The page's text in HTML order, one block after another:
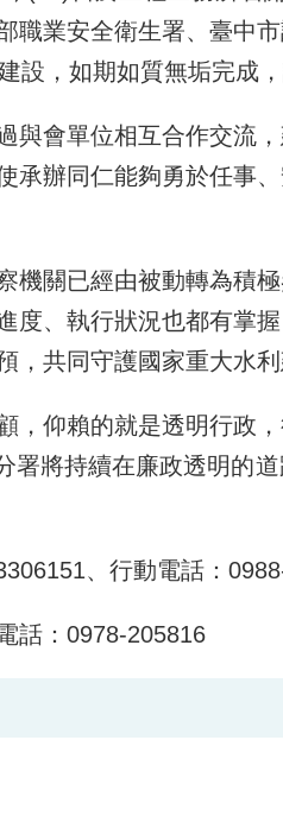
業安全衛生署、臺中
，如期如質無垢完成
會單位相互合作交流
辦同仁能夠勇於任事
關已經由被動轉為積
、執行狀況也都有掌
共同守護國家重大水利
仰賴的就是透明行政
將持續在廉政透明的
、行動電話：
話：0978-205816